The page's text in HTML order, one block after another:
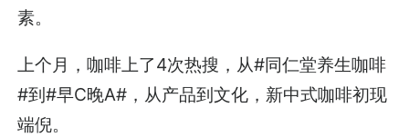
素。
上个月，咖啡上了4次热搜，从#同仁堂养生咖啡
#到#早C晚A#，从产品到文化，新中式咖啡初现
端倪。